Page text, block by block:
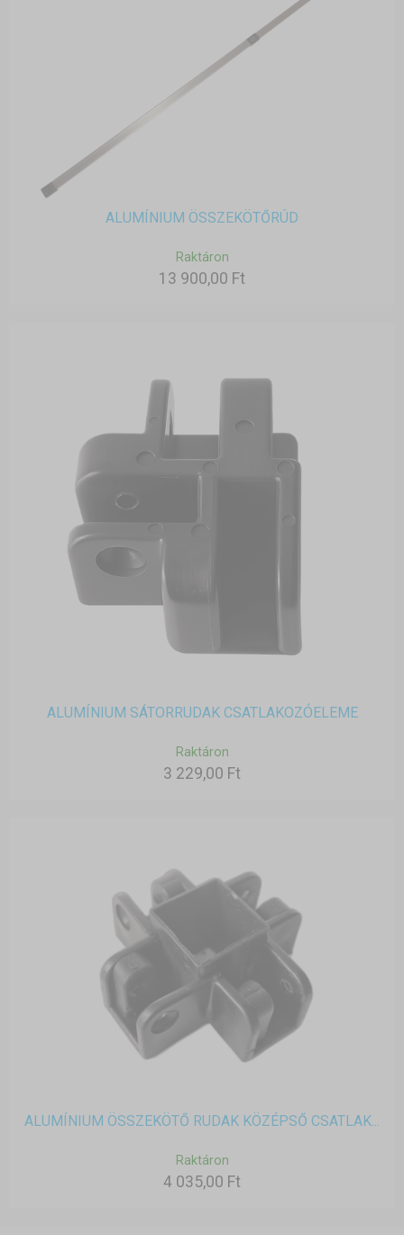
ALUMÍNIUM ÖSSZEKÖTŐRÚD
Raktáron
13 900,00 Ft
ALUMÍNIUM SÁTORRUDAK CSATLAKOZÓELEME
Raktáron
3 229,00 Ft
ALUMÍNIUM ÖSSZEKÖTŐ RUDAK KÖZÉPSŐ CSATLAK...
Raktáron
4 035,00 Ft